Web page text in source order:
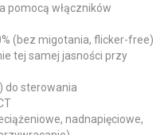
pomocą włączników
(bez migotania, flicker-free)
tej samej jasności przy
do sterowania
nadnapięciowe,